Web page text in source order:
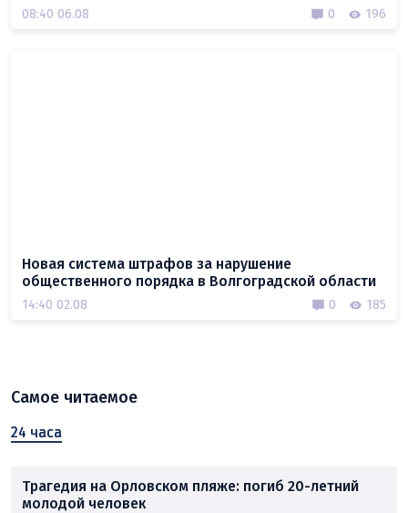
08:40 06.08 0 196
Новая система штрафов за нарушение
общественного порядка в Волгоградской области
14:40 02.08 0 185
Самое читаемое
24 часа
Трагедия на Орловском пляже: погиб 20-летний
молодой человек